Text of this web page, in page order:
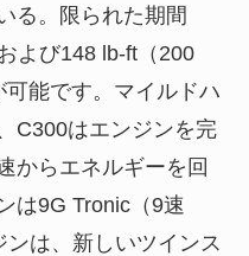
る。限られた期間
よび148 lb-ft（200
能です。マイルドハ
C300はエンジンを完
からエネルギーを回
は9G Tronic（9速
は、新しいツインス